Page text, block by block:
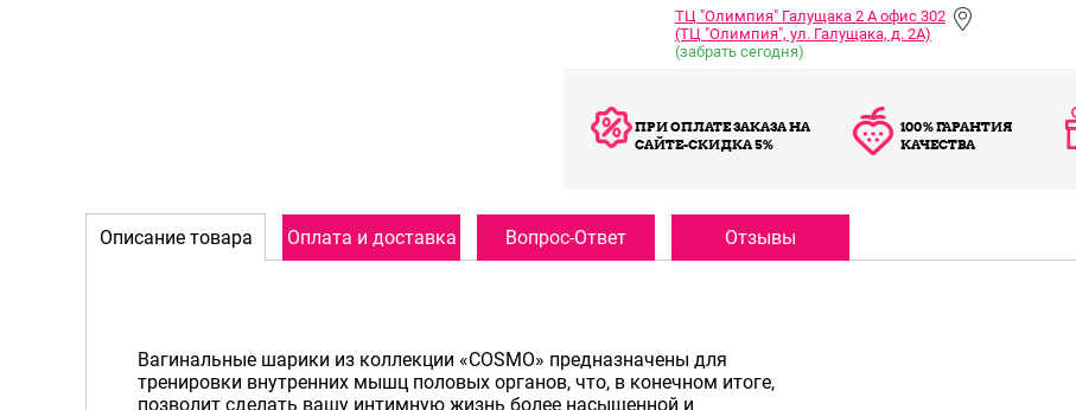
ТЦ "Олимпия" Галущака 2 А офис 302
(ТЦ "Олимпия", ул. Галущака, д. 2А)
(забрать сегодня)
ПРИ ОПЛАТЕ ЗАКАЗА НА
САЙТЕ-СКИДКА 5%
100% ГАРАНТИЯ
КАЧЕСТВА
Описание товара Оплата и доставка Вопрос-Ответ Отзывы
Вагинальные шарики из коллекции «COSMO» предназначены для
тренировки внутренних мышц половых органов, что, в конечном итоге,
позволит сделать вашу интимную жизнь более насыщенной и